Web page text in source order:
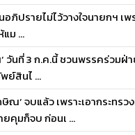
ภิปรายไม่ไว้วางใจนายกฯ เ
ม ...
วันที่ 3 ก.ค.นี้ ชวนพรรคร่วมฝ่
ย์สินไ ...
’ จบแล้ว เพราะเอากระทรว
คุมก็จบ ก่อนเ ...